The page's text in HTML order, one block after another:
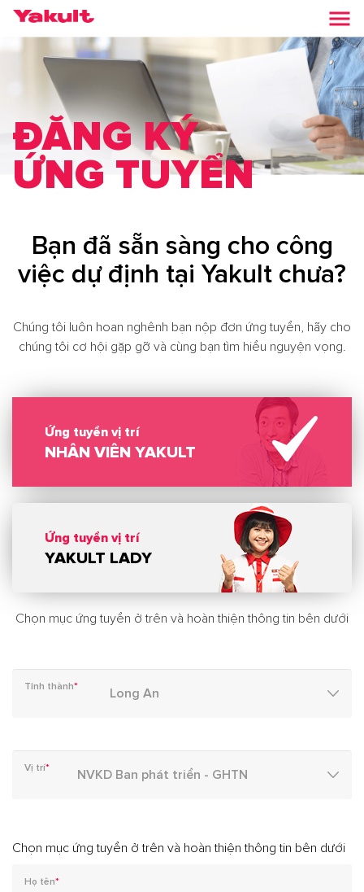
ĐĂNG KÝ
ỨNG TUYỂN
Bạn đã sẵn sàng cho công
việc dự định tại Yakult chưa?
Chúng tôi luôn hoan nghênh bạn nộp đơn ứng tuyển, hãy cho
chúng tôi cơ hội gặp gỡ và cùng bạn tìm hiểu nguyện vọng.
Ứng tuyển vị trí
NHÂN VIÊN YAKULT
Ứng tuyển vị trí
YAKULT LADY
Chọn mục ứng tuyển ở trên và hoàn thiện thông tin bên dưới
Tỉnh thành*
Vị trí*
Chọn mục ứng tuyển ở trên và hoàn thiện thông tin bên dưới
Họ tên*